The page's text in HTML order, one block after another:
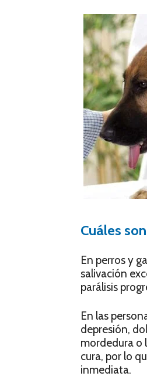
Cuáles
En perros y
salivación
parálisis
En las
depresión,
mordedura o
cura, por lo
inmediata.